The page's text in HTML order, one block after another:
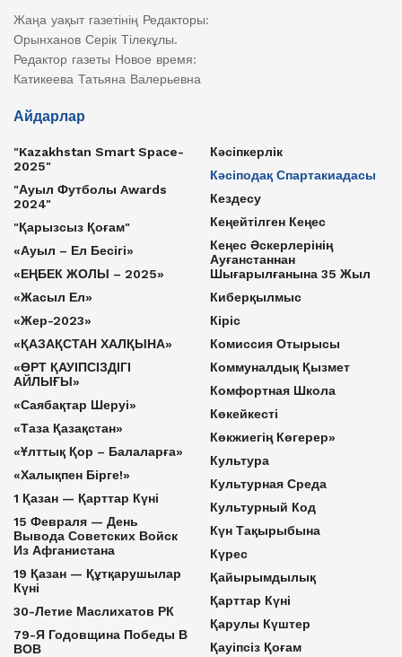
Жаңа уақыт газетінің Редакторы:
Орынханов Серік Тілекұлы.
Редактор газеты Новое время:
Катикеева Татьяна Валерьевна
Айдарлар
"Kazakhstan Smart Space-
2025"
"Ауыл Футболы Awards
2024"
"Қарызсыз Қоғам"
«Ауыл – Ел Бесігі»
«ЕҢБЕК ЖОЛЫ – 2025»
«Жасыл Ел»
«Жер-2023»
«ҚАЗАҚСТАН ХАЛҚЫНА»
«ӨРТ ҚАУІПСІЗДІГІ
АЙЛЫҒЫ»
«Саябақтар Шеруі»
«Таза Қазақстан»
«Ұлттық Қор – Балаларға»
«Халықпен Бірге!»
1 Қазан — Қарттар Күні
15 Февраля — День
Вывода Советских Войск
Из Афганистана
19 Қазан — Құтқарушылар
Күні
30-Летие Маслихатов РК
79-Я Годовщина Победы В
ВОВ
Кәсіпкерлік
Кәсіподақ Спартакиадасы
Кездесу
Кеңейтілген Кеңес
Кеңес Әскерлерінің
Ауғанстаннан
Шығарылғанына 35 Жыл
Киберқылмыс
Кіріс
Комиссия Отырысы
Коммуналдық Қызмет
Комфортная Школа
Көкейкесті
Көкжиегің Көгерер»
Культура
Культурная Среда
Культурный Код
Күн Тақырыбына
Күрес
Қайырымдылық
Қарттар Күні
Қарулы Күштер
Қауіпсіз Қоғам